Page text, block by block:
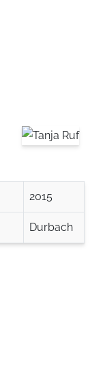
2015
Durbach